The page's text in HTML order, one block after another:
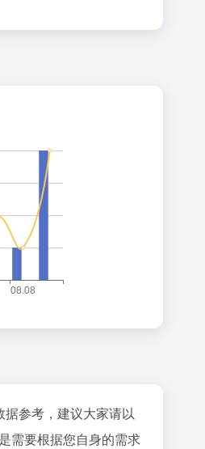
参考，建议大家请以
需要根据您自身的需求